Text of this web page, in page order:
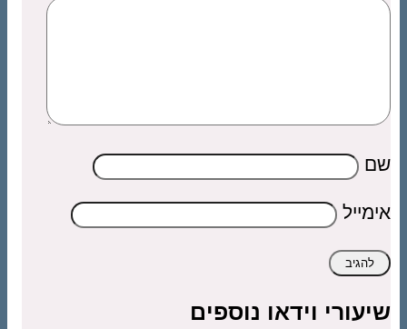
שם
אימייל
שיעורי וידאו נוספים